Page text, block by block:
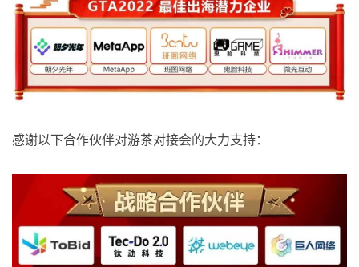
感谢以下合作伙伴对游茶对接会的大力支持：